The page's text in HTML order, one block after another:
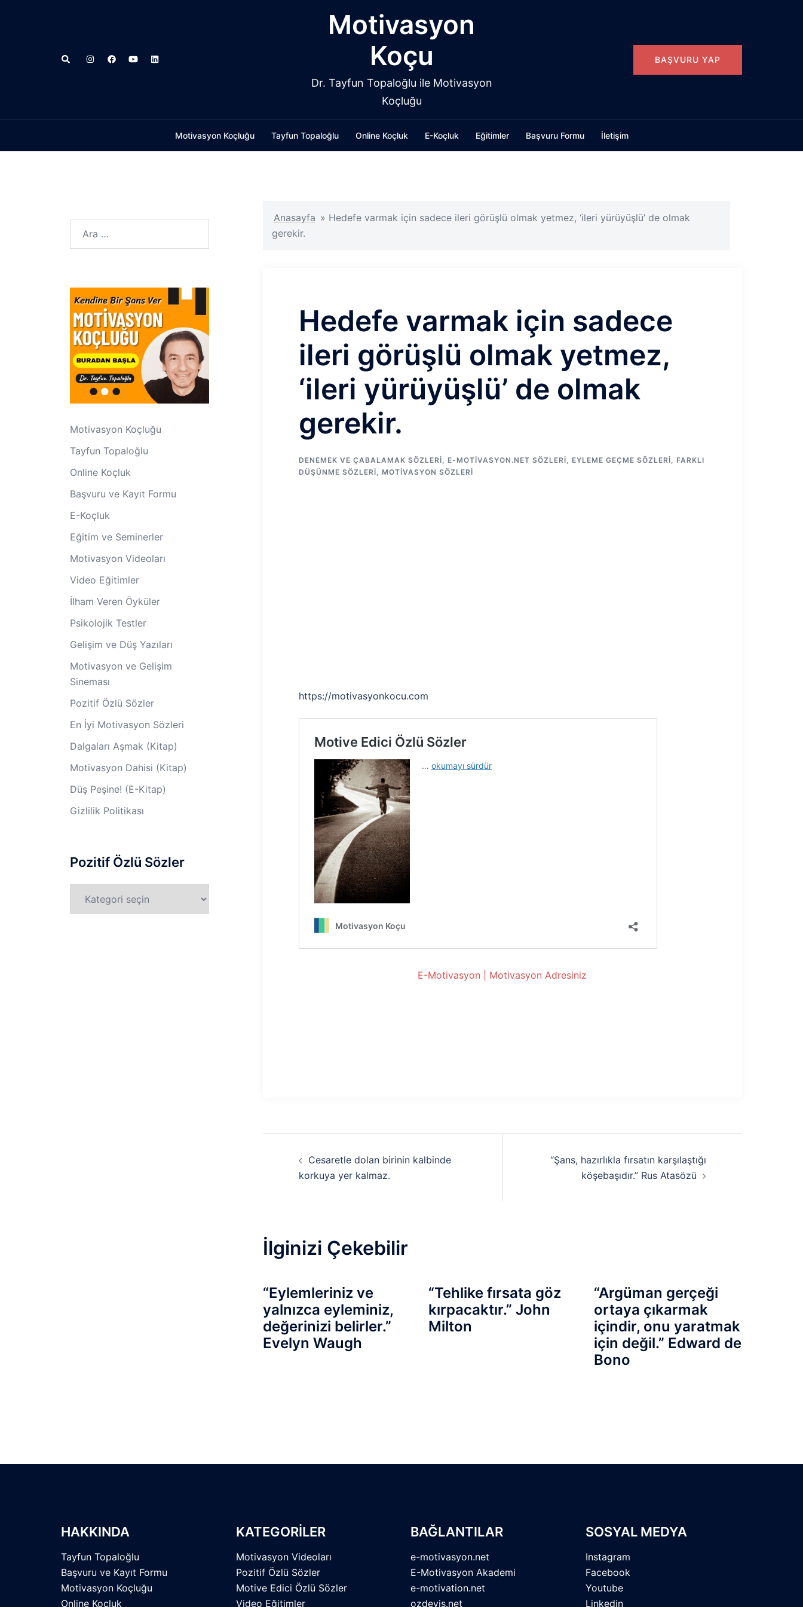
Search
Motivasyon
Koçu
Dr. Tayfun Topaloğlu ile Motivasyon
Koçluğu
BAŞVURU YAP
Motivasyon Koçluğu Tayfun Topaloğlu Online Koçluk E-Koçluk Eğitimler Başvuru Formu İletişim
Anasayfa » Hedefe varmak için sadece ileri görüşlü olmak yetmez, ‘ileri yürüyüşlü’ de olmak
gerekir.
Hedefe varmak için sadece
ileri görüşlü olmak yetmez,
‘ileri yürüyüşlü’ de olmak
gerekir.
DENEMEK VE ÇABALAMAK SÖZLERI, E-MOTIVASYON.NET SÖZLERI, EYLEME GEÇME SÖZLERI, FARKLI
DÜŞÜNME SÖZLERI, MOTIVASYON SÖZLERI
https://motivasyonkocu.com
E-Motivasyon | Motivasyon Adresiniz
dolaşımı
Cesaretle dolan birinin kalbinde
korkuya yer kalmaz.
“Şans, hazırlıkla fırsatın karşılaştığı
köşebaşıdır.” Rus Atasözü
İlginizi Çekebilir
“Eylemleriniz ve
yalnızca eyleminiz,
değerinizi belirler.”
Evelyn Waugh
“Tehlike fırsata göz
kırpacaktır.” John
Milton
“Argüman gerçeği
ortaya çıkarmak
içindir, onu yaratmak
için değil.” Edward de
Bono
Motivasyon Koçluğu
Tayfun Topaloğlu
Online Koçluk
Başvuru ve Kayıt Formu
E-Koçluk
Eğitim ve Seminerler
Motivasyon Videoları
Video Eğitimler
İlham Veren Öyküler
Psikolojik Testler
Gelişim ve Düş Yazıları
Motivasyon ve Gelişim
Sineması
Pozitif Özlü Sözler
En İyi Motivasyon Sözleri
Dalgaları Aşmak (Kitap)
Motivasyon Dahisi (Kitap)
Düş Peşine! (E-Kitap)
Gizlilik Politikası
Pozitif Özlü Sözler
Özlü
HAKKINDA
Tayfun Topaloğlu
Başvuru ve Kayıt Formu
Motivasyon Koçluğu
Online Koçluk
KATEGORİLER
Motivasyon Videoları
Pozitif Özlü Sözler
Motive Edici Özlü Sözler
Video Eğitimler
BAĞLANTILAR
e-motivasyon.net
E-Motivasyon Akademi
e-motivation.net
ozdeyis.net
SOSYAL MEDYA
Instagram
Facebook
Youtube
Linkedin